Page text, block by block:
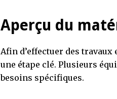
Aperçu du
Afin d’effectuer des travaux
une étape clé. Plusieurs
besoins spécifiques.